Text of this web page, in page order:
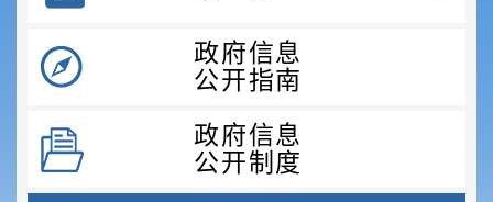
政府信息
公开指南
政府信息
公开制度